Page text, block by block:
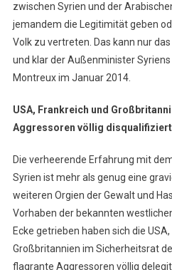
zwischen Syrien und der
jemandem die Legitimität geben
Volk zu vertreten. Das kann nur das
und klar der Außenminister
Montreux im Januar 2014.
USA, Frankreich und
Aggressoren völlig disqualifiziert
Die verheerende Erfahrung mit
Syrien ist mehr als genug eine
weiteren Orgien der Gewalt und
Vorhaben der bekannten
Ecke getrieben haben sich die
Großbritannien im Sicherheitsrat
flagrante Aggressoren völlig